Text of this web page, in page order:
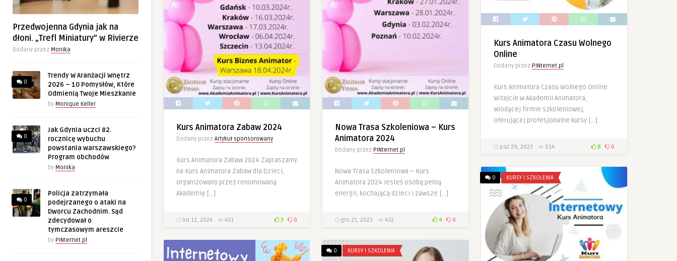
Przedwojenna Gdynia jak na
dłoni. „Trefl Miniatury” w Rivierze
Dodany przez Monika
0
Trendy W Aranżacji Wnętrz
2026 – 10 Pomysłów, Które
Odmienią Twoje Mieszkanie
by Monique Keller
0
Jak Gdynia uczci 82.
rocznicę wybuchu
powstania warszawskiego?
Program obchodów
by Monika
0
Policja zatrzymała
podejrzanego o ataki na
Dworcu Zachodnim. Sąd
zdecydował o
tymczasowym areszcie
by PINternet.pl
Kurs Animatora Zabaw 2024
Dodany przez Artykuł sponsorowany
Kurs Animatora Zabaw 2024 Zapraszamy
na Kurs Animatora Zabaw dla Dzieci,
organizowany przez renomowaną
Akademię […]
lut 11, 2024 431 3 0
Nowa Trasa Szkoleniowa – Kurs
Animatora 2024
Dodany przez PINternet.pl
Nowa Trasa Szkoleniowa – Kurs
Animatora 2024 Jesteś osobą pełną
energii, kochającą dzieci i zawsze […]
gru 21, 2023 432 4 0
Kurs Animatora Czasu Wolnego
Online
Dodany przez PINternet.pl
Kurs Animatora Czasu Wolnego Online
Witajcie w Akademii Animatora,
wiodącej firmie szkoleniowej,
oferującej profesjonalne kursy […]
paź 29, 2023 614 8 0
0 KURSY I SZKOLENIA
0 KURSY I SZKOLENIA